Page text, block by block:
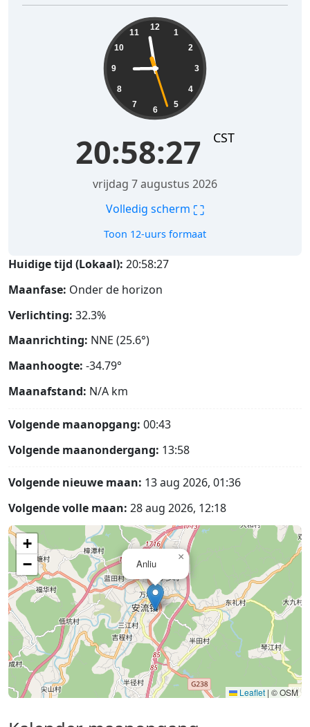
12
1
2
3
4
5
6
7
8
9
10
11
20:58:28 CST
vrijdag 7 augustus 2026
Volledig scherm ⛶
Toon 12-uurs formaat
Huidige tijd (Lokaal): 20:58:28
Maanfase: Onder de horizon
Verlichting: 32.3%
Maanrichting: NNE (25.6°)
Maanhoogte: -34.79°
Maanafstand: N/A km
Volgende maanopgang: 00:43
Volgende maanondergang: 13:58
Volgende nieuwe maan: 13 aug 2026, 01:36
Volgende volle maan: 28 aug 2026, 12:18
Anliu
×
+
−
Leaflet | © OSM